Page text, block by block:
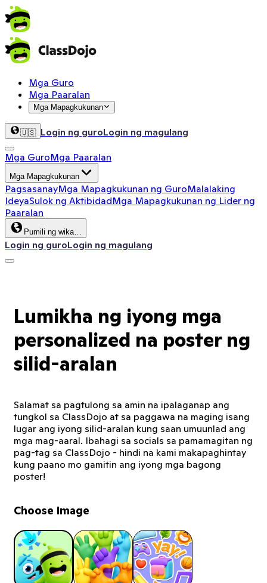
Mga Guro
Mga Paaralan
Mga Mapagkukunan
🇺🇸 Login ng guroLogin ng magulang
Mga GuroMga Paaralan
Mga Mapagkukunan
PagsasanayMga Mapagkukunan ng GuroMalalaking
IdeyaSulok ng AktibidadMga Mapagkukunan ng Lider ng
Paaralan
Pumili ng wika…
Login ng guroLogin ng magulang
Lumikha ng iyong mga
personalized na poster ng
silid-aralan
Salamat sa pagtulong sa amin na ipalaganap ang
tungkol sa ClassDojo at sa paggawa na maging isang
lugar ang iyong silid-aralan kung saan umuunlad ang
mga mag-aaral. Ibahagi sa socials sa pamamagitan ng
pag-tag sa ClassDojo - hindi na kami makapaghintay
kung paano mo gamitin ang iyong mga bagong
poster!
Choose Image